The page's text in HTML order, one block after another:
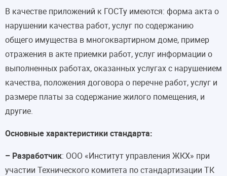
В качестве приложений к ГОСТу имеются: форма акта о
нарушении качества работ, услуг по содержанию
общего имущества в многоквартирном доме, пример
отражения в акте приемки работ, услуг информации о
выполненных работах, оказанных услугах с нарушением
качества, положения договора о перечне работ, услуг и
размере платы за содержание жилого помещения, и
другие.
Основные характеристики стандарта:
– Разработчик: ООО «Институт управления ЖКХ» при
участии Технического комитета по стандартизации ТК